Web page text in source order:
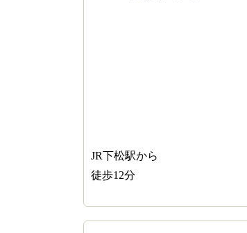
JR下松駅から
徒歩12分